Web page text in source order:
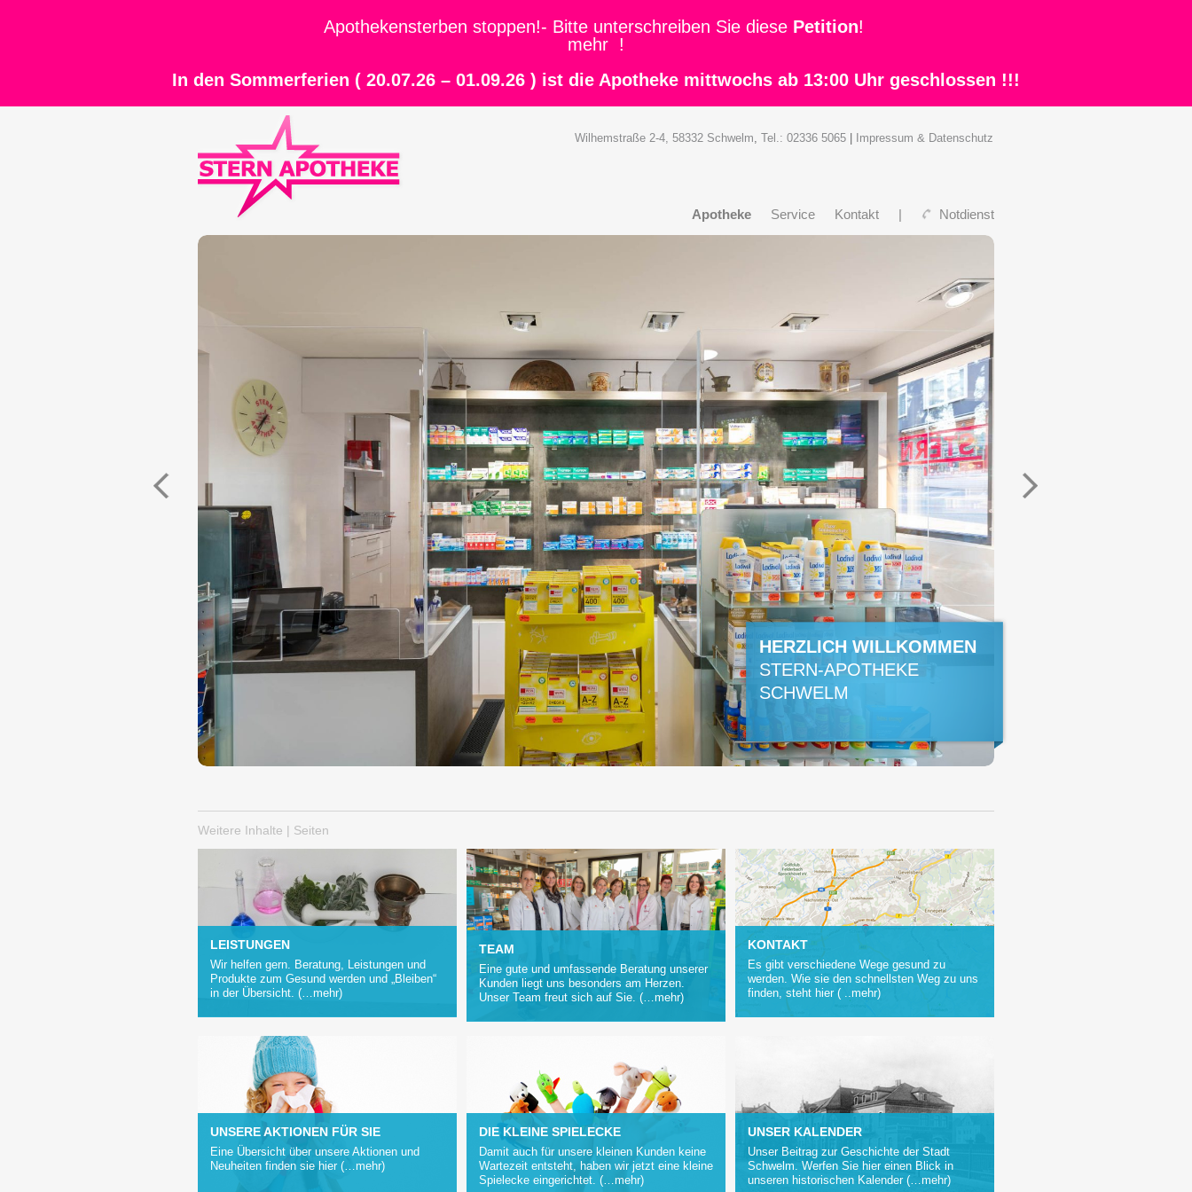
Apothekensterben stoppen!- Bitte unterschreiben Sie diese Petition!
mehr !
In den Sommerferien ( 20.07.26 – 01.09.26 ) ist die Apotheke mittwochs ab 13:00 Uhr geschlossen !!!
Wilhemstraße 2-4, 58332 Schwelm, Tel.: 02336 5065 Impressum & Datenschutz
Apotheke Service Kontakt | Notdienst
STERN-
APOTHEKE
Weitere Inhalte | Seiten
LEISTUNGEN
Wir helfen gern. Beratung, Leistungen und
Produkte zum Gesund werden und „Bleiben“
in der Übersicht. (…mehr)
TEAM
Eine gute und umfassende Beratung unserer
Kunden liegt uns besonders am Herzen.
Unser Team freut sich auf Sie. (…mehr)
KONTAKT
Es gibt verschiedene Wege gesund zu
werden. Wie sie den schnellsten Weg zu uns
finden, steht hier ( ..mehr)
UNSERE AKTIONEN FÜR SIE
Eine Übersicht über unsere Aktionen und
Neuheiten finden sie hier (…mehr)
DIE KLEINE SPIELECKE
Damit auch für unsere kleinen Kunden keine
Wartezeit entsteht, haben wir jetzt eine kleine
Spielecke eingerichtet. (…mehr)
UNSER KALENDER
Unser Beitrag zur Geschichte der Stadt
Schwelm. Werfen Sie hier einen Blick in
unseren historischen Kalender (…mehr)